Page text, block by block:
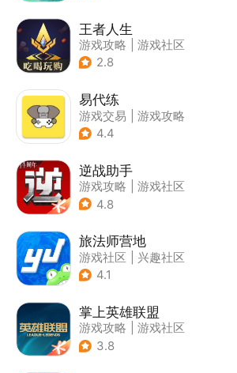
王者人生
游戏攻略
游戏社区
2.8
易代练
游戏交易
游戏攻略
| 游戏社区
4.4
逆战助手
游戏攻略
游戏社区
4.8
旅法师营地
游戏社区
兴趣社区
| 游戏攻略
4.1
掌上英雄联盟
游戏攻略
游戏社区
3.8